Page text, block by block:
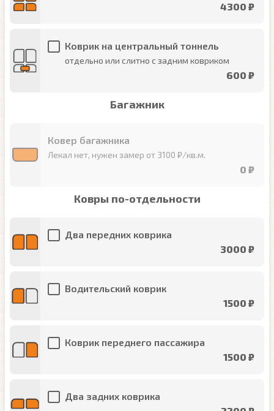
4300 ₽
Коврик на центральный тоннель
отдельно или слитно с задним ковриком
600 ₽
Багажник
Ковер багажника
Лекал нет, нужен замер от 3100 ₽/кв.м.
0 ₽
Ковры по-отдельности
Два передних коврика
3000 ₽
Водительский коврик
1500 ₽
Коврик переднего пассажира
1500 ₽
Два задних коврика